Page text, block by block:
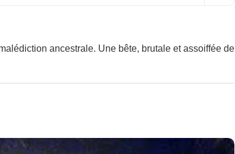
ancestrale. Une bête, brutale et assoiffée de